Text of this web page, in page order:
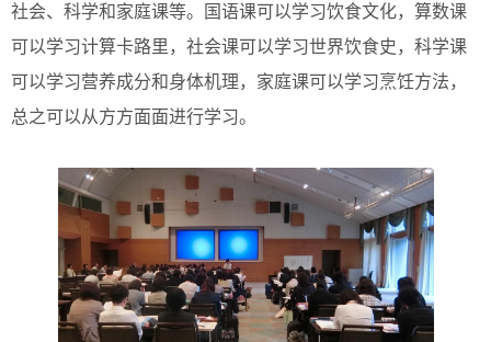
社会、科学和家庭课等。国语课可以学习饮食文化，算数课
可以学习计算卡路里，社会课可以学习世界饮食史，科学课
可以学习营养成分和身体机理，家庭课可以学习烹饪方法，
总之可以从方方面面进行学习。